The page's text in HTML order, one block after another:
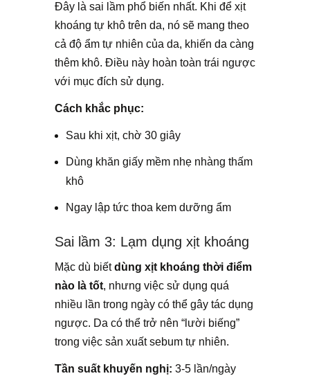
Đây là sai lầm phổ biến nhất. Khi để xịt
khoáng tự khô trên da, nó sẽ mang theo
cả độ ẩm tự nhiên của da, khiến da càng
thêm khô. Điều này hoàn toàn trái ngược
với mục đích sử dụng.
Cách khắc phục:
Sau khi xịt, chờ 30 giây
Dùng khăn giấy mềm nhẹ nhàng thấm
khô
Ngay lập tức thoa kem dưỡng ẩm
Sai lầm 3: Lạm dụng xịt khoáng
Mặc dù biếtdùng xịt khoáng thời điểm
nào là tốt, nhưng việc sử dụng quá
nhiều lần trong ngày có thể gây tác dụng
ngược. Da có thể trở nên “lười biếng”
trong việc sản xuất sebum tự nhiên.
Tần suất khuyến nghị: 3-5 lần/ngày